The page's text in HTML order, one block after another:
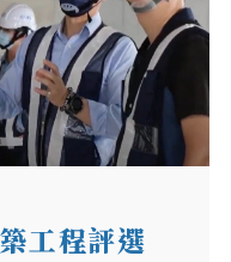
工程評選